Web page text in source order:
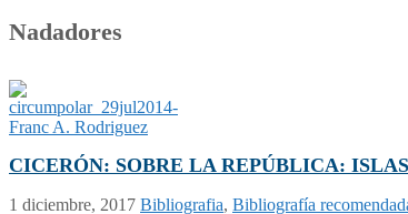
Nadadores
CICERÓN: SOBRE LA REPÚBLICA:
1 diciembre, 2017 Bibliografia, Bibliografía